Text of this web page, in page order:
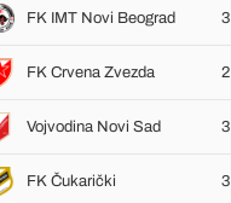
FK IMT Novi Beograd 3
FK Crvena Zvezda 2
Vojvodina Novi Sad 3
FK Čukarički 3